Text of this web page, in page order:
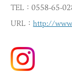
TEL：0558-65-
URL：http://